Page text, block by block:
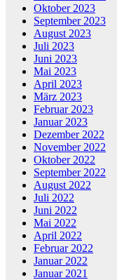
Oktober 2023
September 2023
August 2023
Juli 2023
Juni 2023
Mai 2023
April 2023
März 2023
Februar 2023
Januar 2023
Dezember 2022
November 2022
Oktober 2022
September 2022
August 2022
Juli 2022
Juni 2022
Mai 2022
April 2022
Februar 2022
Januar 2022
Januar 2021